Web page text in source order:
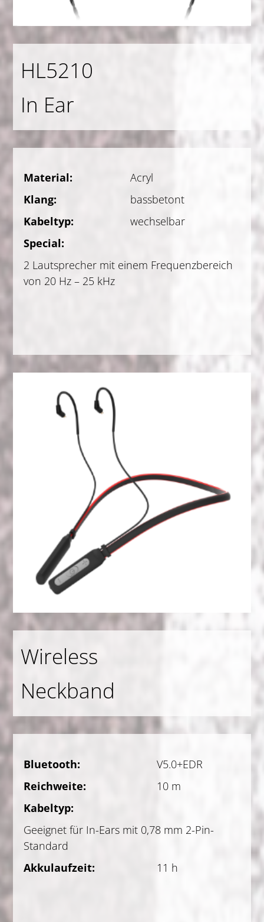
HL5210
In Ear
Material:
Acryl
Klang:
bassbetont
Kabeltyp:
wechselbar
Special:
2 Lautsprecher mit einem Frequenzbereich
von 20 Hz – 25 kHz
Wireless
Neckband
Bluetooth:
V5.0+EDR
Reichweite:
10 m
Kabeltyp:
Geeignet für In-Ears mit 0,78 mm 2-Pin-
Standard
Akkulaufzeit:
11 h